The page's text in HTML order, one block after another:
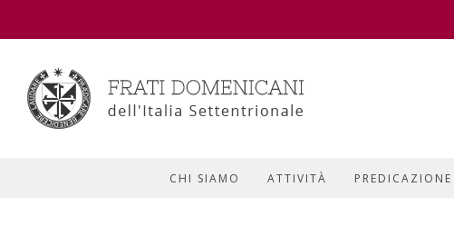
CHI SIAMO ATTIVITÀ